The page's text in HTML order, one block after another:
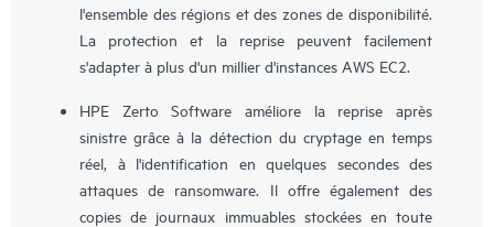
l'ensemble des régions et des zones de disponibilité.
La protection et la reprise peuvent facilement
s'adapter à plus d'un millier d'instances AWS EC2.
HPE Zerto Software améliore la reprise après
sinistre grâce à la détection du cryptage en temps
réel, à l'identification en quelques secondes des
attaques de ransomware. Il offre également des
copies de journaux immuables stockées en toute